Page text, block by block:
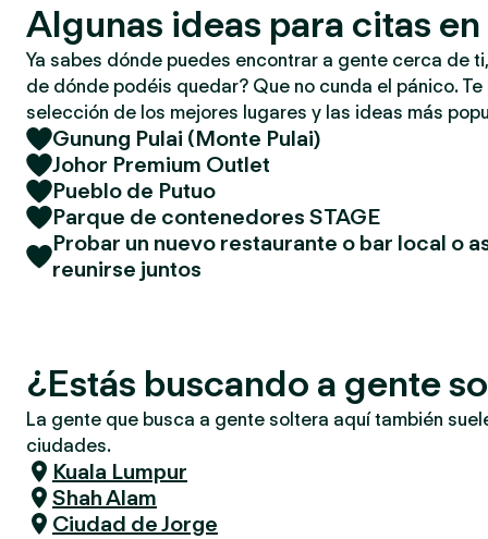
Algunas ideas para citas en
Ya sabes dónde puedes encontrar a gente cerca de
de dónde podéis quedar? Que no cunda el pánico.
selección de los mejores lugares y las ideas más
Gunung Pulai (Monte Pulai)
Johor Premium Outlet
Pueblo de Putuo
Parque de contenedores STAGE
Probar un nuevo restaurante o bar local o
reunirse juntos
¿Estás buscando a gente
La gente que busca a gente soltera aquí también
ciudades.
Kuala Lumpur
Shah Alam
Ciudad de Jorge